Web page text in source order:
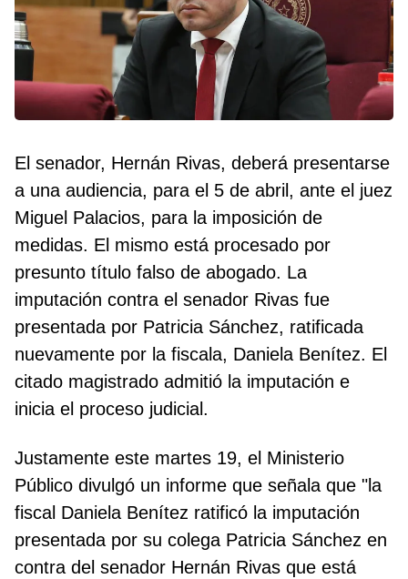
El senador, Hernán Rivas, deberá presentarse
a una audiencia, para el 5 de abril, ante el juez
Miguel Palacios, para la imposición de
medidas. El mismo está procesado por
presunto título falso de abogado. La
imputación contra el senador Rivas fue
presentada por Patricia Sánchez, ratificada
nuevamente por la fiscala, Daniela Benítez. El
citado magistrado admitió la imputación e
inicia el proceso judicial.
Justamente este martes 19, el Ministerio
Público divulgó un informe que señala que "la
fiscal Daniela Benítez ratificó la imputación
presentada por su colega Patricia Sánchez en
contra del senador Hernán Rivas que está